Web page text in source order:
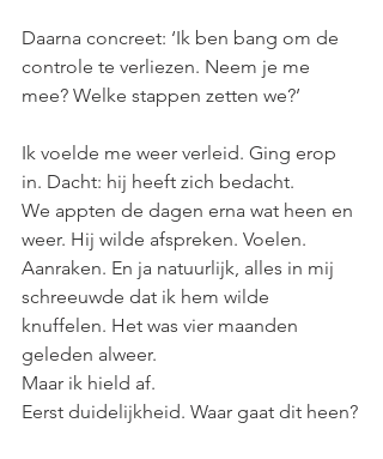
Daarna concreet: ‘Ik ben bang om de
controle te verliezen. Neem je me
mee? Welke stappen zetten we?’
Ik voelde me weer verleid. Ging erop
in. Dacht: hij heeft zich bedacht.
We appten de dagen erna wat heen en
weer. Hij wilde afspreken. Voelen.
Aanraken. En ja natuurlijk, alles in mij
schreeuwde dat ik hem wilde
knuffelen. Het was vier maanden
geleden alweer.
Maar ik hield af.
Eerst duidelijkheid. Waar gaat dit heen?